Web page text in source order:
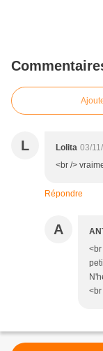
L Lolita 03/
<br />
Répondre
A
<br